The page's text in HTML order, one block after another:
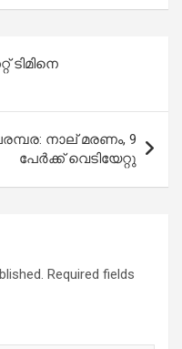
ടിമിനെ
നാല് മരണം, 9
പേർക്ക് വെടിയേറ്റു
Required fields